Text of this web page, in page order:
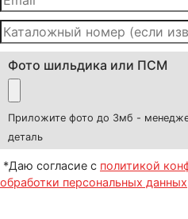
Фото шильдика или ПСМ
Приложите фото до 3мб -
деталь
*Даю согласие с политикой
обработки персональных данных